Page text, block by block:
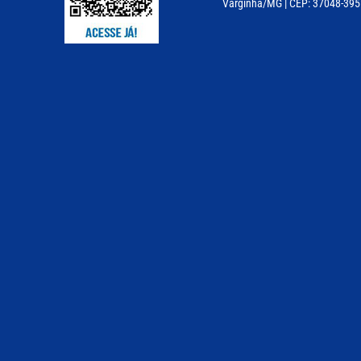
Varginha/MG | CEP: 37048-